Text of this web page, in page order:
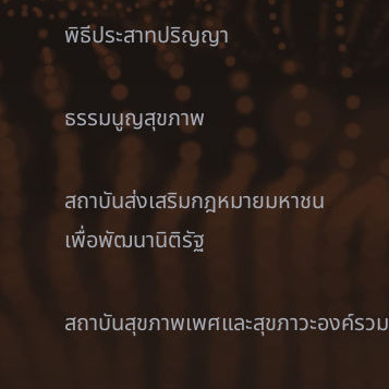
พิธีประสาทปริญญา
ธรรมนูญสุขภาพ
สถาบันส่งเสริมกฎหมายมหาชน
เพื่อพัฒนานิติรัฐ
สถาบันสุขภาพเพศและสุขภาวะองค์รวม